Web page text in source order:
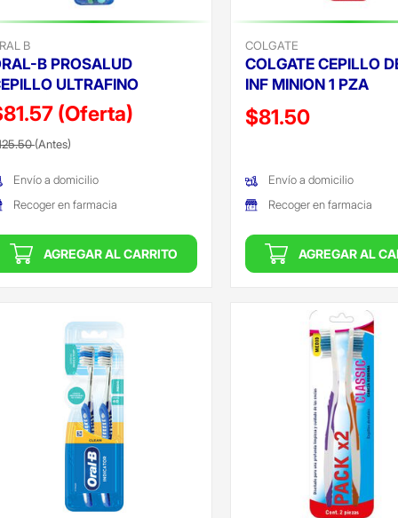
B
B PROSALUD
ULTRAFINO
(Oferta)
reducido de
(Antes)
Envío a domicilio
Recoger en farmacia
AGREGAR AL CARRITO
COLGATE
COLGATE CEPILLO
INF MINION 1 PZA
Precio reducido de
$81.50
Envío a domicilio
Recoger en farmacia
AGREGAR AL